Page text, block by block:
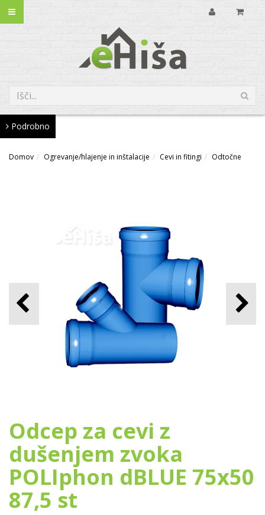
Podrobno
Domov Ogrevanje/hlajenje in inštalacije Cevi in fitingi Odtočne
Odcep za cevi z
dušenjem zvoka
POLIphon dBLUE 75x50
87,5 st